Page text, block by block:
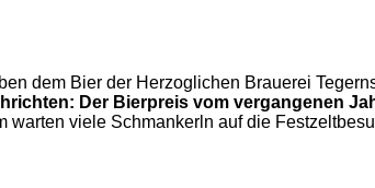
dem Bier der Herzoglichen Brauerei
Der Bierpreis vom vergangenen
viele Schmankerln auf die